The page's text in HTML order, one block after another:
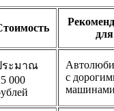
для
ระมาณ
000
с